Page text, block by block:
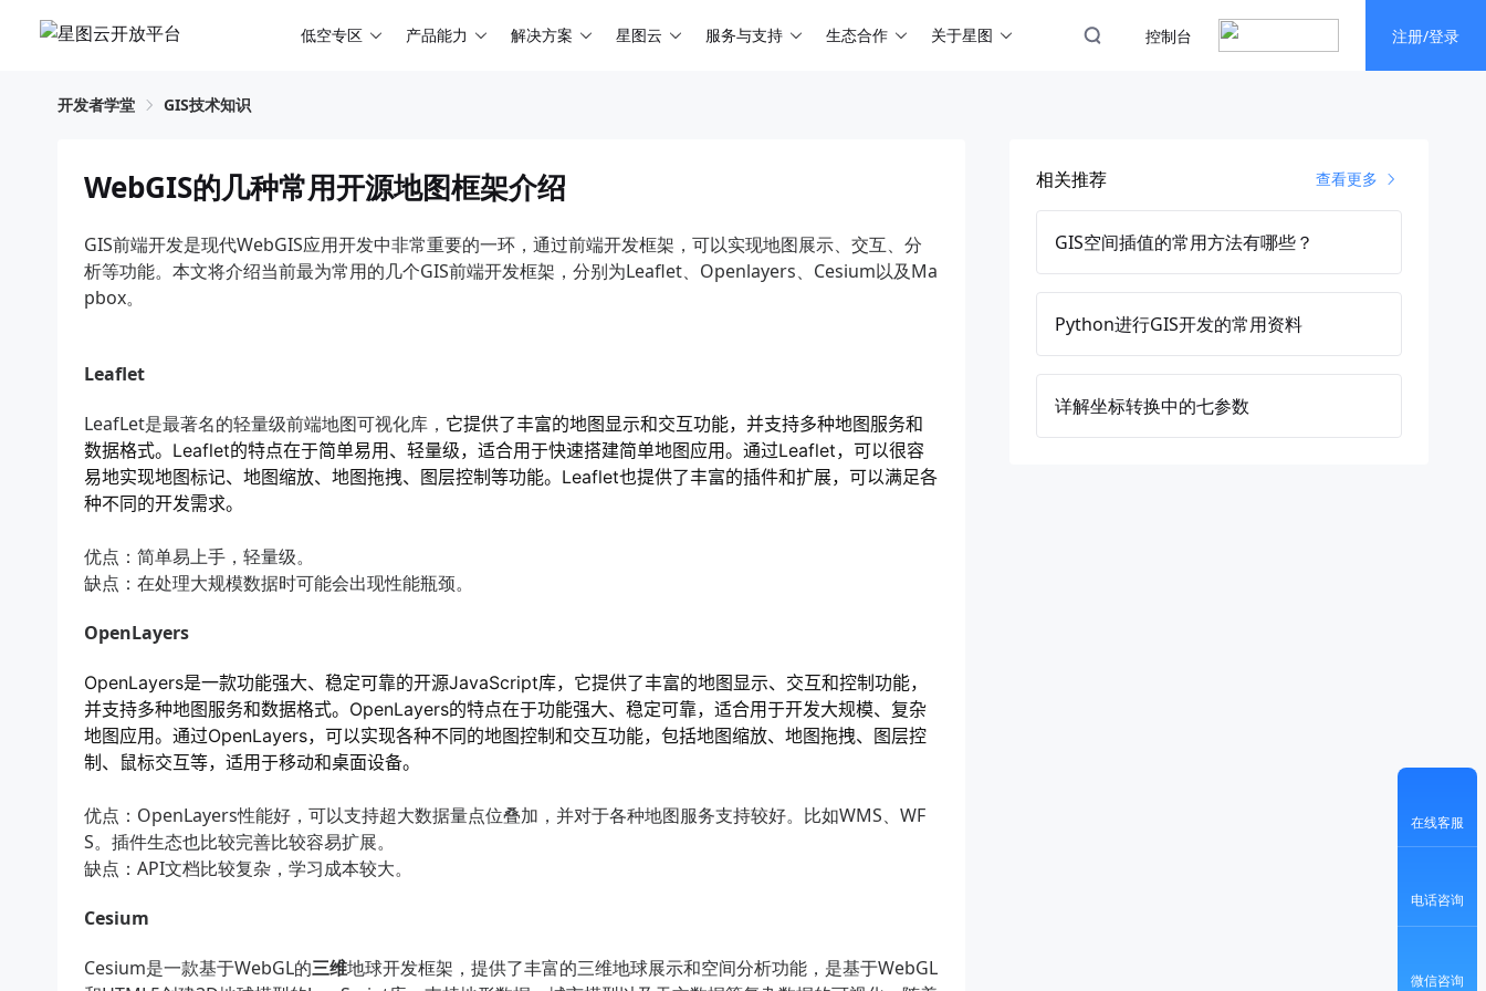
低空专区 产品能力 解决方案 星图云 服务与支持 生态合作 关于星图 控制台 注册/登录
开发者学堂 GIS技术知识
WebGIS的几种常用开源地图框架介绍
GIS前端开发是现代WebGIS应用开发中非常重要的一环，通过前端开发框架，可以实现地图展示、交互、分
析等功能。本文将介绍当前最为常用的几个GIS前端开发框架，分别为Leaflet、Openlayers、Cesium以及Ma
pbox。
Leaflet
LeafLet是最著名的轻量级前端地图可视化库， 它提供了丰富的地图显示和交互功能，并支持多种地图服务和
数据格式。Leaflet的特点在于简单易用、轻量级，适合用于快速搭建简单地图应用。通过Leaflet，可以很容
易地实现地图标记、地图缩放、地图拖拽、图层控制等功能。Leaflet也提供了丰富的插件和扩展，可以满足各
种不同的开发需求。
优点：简单易上手，轻量级。
缺点：在处理大规模数据时可能会出现性能瓶颈。
OpenLayers
OpenLayers是一款功能强大、稳定可靠的开源JavaScript库，它提供了丰富的地图显示、交互和控制功能，
并支持多种地图服务和数据格式。OpenLayers的特点在于功能强大、稳定可靠，适合用于开发大规模、复杂
地图应用。通过OpenLayers，可以实现各种不同的地图控制和交互功能，包括地图缩放、地图拖拽、图层控
制、鼠标交互等，适用于移动和桌面设备。
优点：OpenLayers性能好，可以支持超大数据量点位叠加，并对于各种地图服务支持较好。比如WMS、WF
S。插件生态也比较完善比较容易扩展。
缺点：API文档比较复杂，学习成本较大。
Cesium
Cesium是一款基于WebGL的三维地球开发框架，提供了丰富的三维地球展示和空间分析功能，是基于WebGL
相关推荐 查看更多
GIS空间插值的常用方法有哪些？
Python进行GIS开发的常用资料
详解坐标转换中的七参数
在线客服
电话咨询
微信咨询